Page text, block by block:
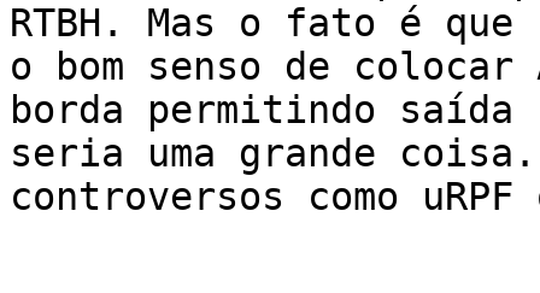
RTBH. Mas o fato é
o bom senso de
borda permitindo saída
seria uma grande
controversos como uRPF